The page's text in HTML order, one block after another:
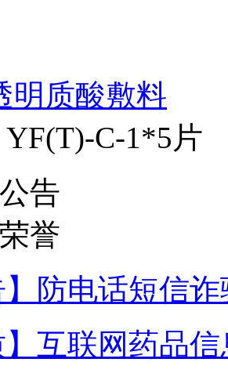
明质酸敷料
C-1*5片
告
誉
】防电话短信
】互联网药品